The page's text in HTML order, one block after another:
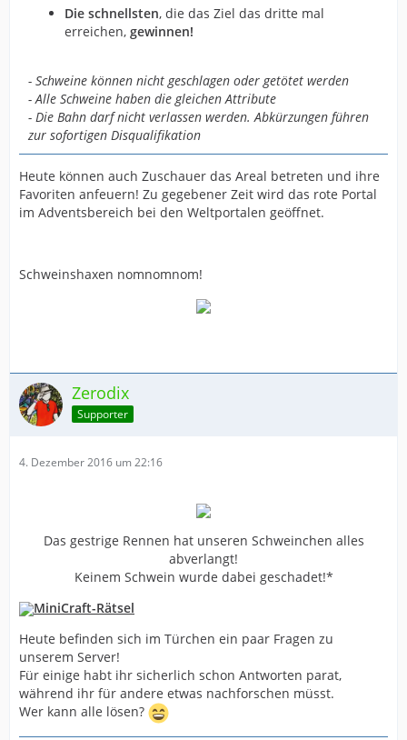
Die schnellsten, die das Ziel das dritte mal
erreichen, gewinnen!
- Schweine können nicht geschlagen oder getötet werden
- Alle Schweine haben die gleichen Attribute
- Die Bahn darf nicht verlassen werden. Abkürzungen führen
zur sofortigen Disqualifikation
Heute können auch Zuschauer das Areal betreten und ihre
Favoriten anfeuern! Zu gegebener Zeit wird das rote Portal
im Adventsbereich bei den Weltportalen geöffnet.
Schweinshaxen nomnomnom!
Zerodix
Supporter
4. Dezember 2016 um 22:16
Das gestrige Rennen hat unseren Schweinchen alles
abverlangt!
Keinem Schwein wurde dabei geschadet!*
MiniCraft-Rätsel
Heute befinden sich im Türchen ein paar Fragen zu
unserem Server!
Für einige habt ihr sicherlich schon Antworten parat,
während ihr für andere etwas nachforschen müsst.
Wer kann alle lösen?